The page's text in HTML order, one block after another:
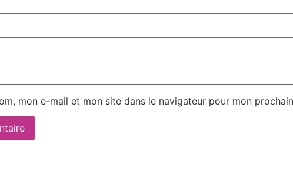
mon e-mail et mon site dans le navigateur pour mon